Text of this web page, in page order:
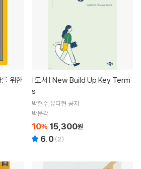
[도서]
s
박현수,유다현 공저
박문각
10% 15,300원
6.0 (2)